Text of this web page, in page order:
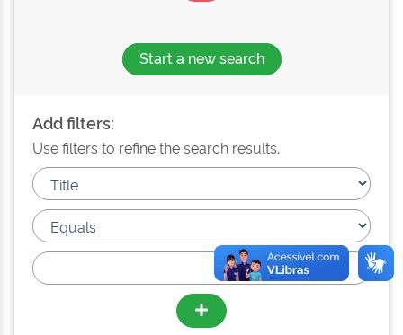
Start a new search
Add filters:
Use filters to refine the search results.